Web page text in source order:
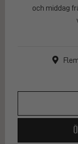
och middag